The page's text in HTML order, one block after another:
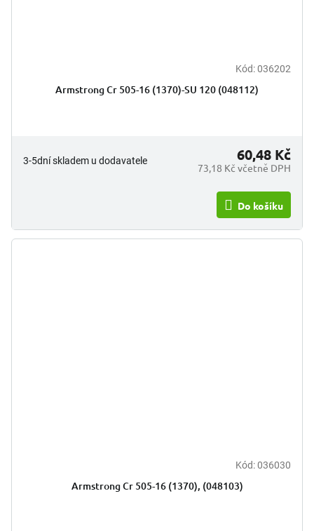
Kód:036202
Armstrong Cr 505-16 (1370)-SU 120 (048112)
3-5dní skladem u dodavatele
73,18 Kč včetně DPH
60,48 Kč
Do košíku
Kód:036030
Armstrong Cr 505-16 (1370), (048103)